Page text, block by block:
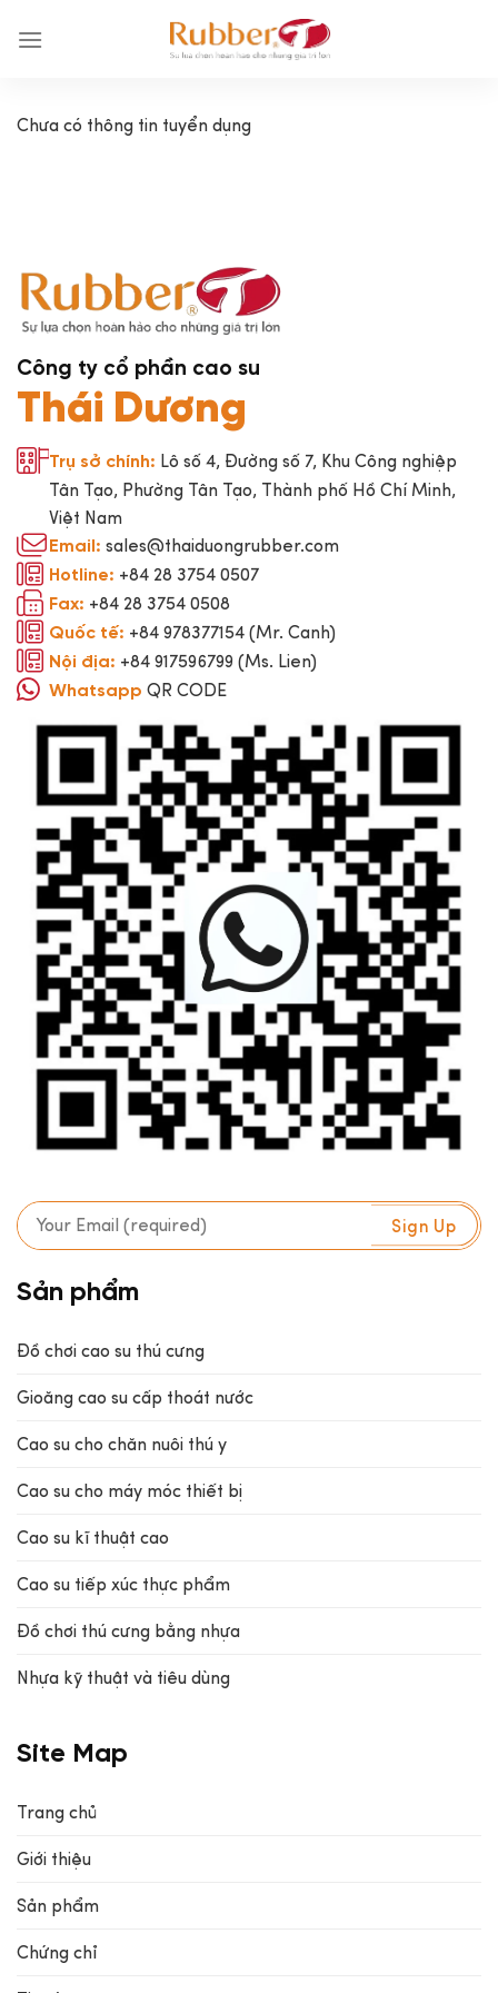
đến
Chưa có thông tin tuyển dụng
Công ty cổ phần cao su
Thái Dương
Trụ sở chính: Lô số 4, Đường số 7, Khu Công nghiệp
Tân Tạo, Phường Tân Tạo, Thành phố Hồ Chí Minh,
Việt Nam
Email: sales@thaiduongrubber.com
Hotline: +84 28 3754 0507
Fax: +84 28 3754 0508
Quốc tế: +84 978377154 (Mr. Canh)
Nội địa: +84 917596799 (Ms. Lien)
Whatsapp QR CODE
Sản phẩm
Đồ chơi cao su thú cưng
Gioăng cao su cấp thoát nước
Cao su cho chăn nuôi thú y
Cao su cho máy móc thiết bị
Cao su kĩ thuật cao
Cao su tiếp xúc thực phẩm
Đồ chơi thú cưng bằng nhựa
Nhựa kỹ thuật và tiêu dùng
Site Map
Trang chủ
Giới thiệu
Sản phẩm
Chứng chỉ